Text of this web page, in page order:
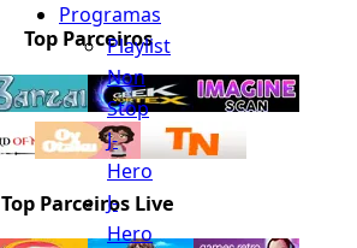
Programas
Playlist
Non
Stop
J-
Hero
J-
Hero
Top Parceiros
Top Parceiros Live